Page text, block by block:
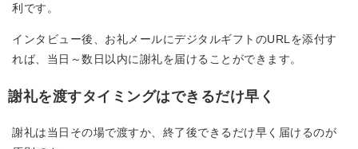
利です。
インタビュー後、お礼メールにデジタルギフトのURLを添付す
れば、当日～数日以内に謝礼を届けることができます。
謝礼を渡すタイミングはできるだけ早く
謝礼は当日その場で渡すか、終了後できるだけ早く届けるのが